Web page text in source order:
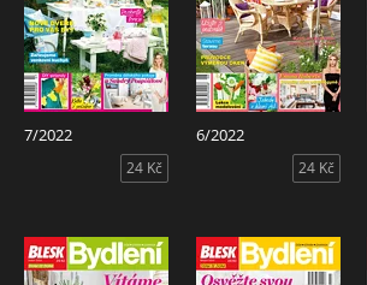
7/2022
24 Kč
6/2022
24 Kč